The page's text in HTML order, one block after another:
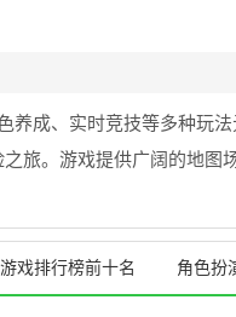
养成、实时竞技等多种玩
旅。游戏提供广阔的地图
戏排行榜前十名 角色扮